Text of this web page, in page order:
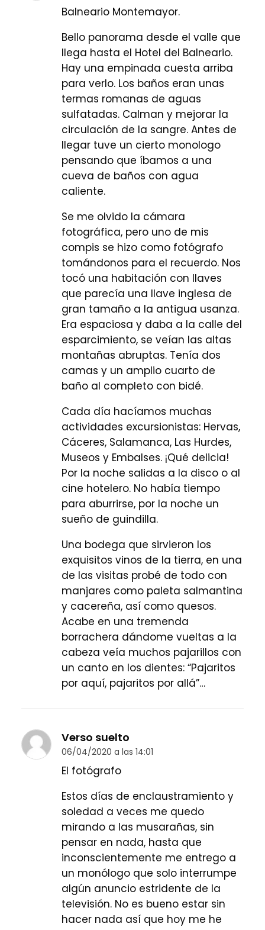
Balneario Montemayor.
Bello panorama desde el valle que
llega hasta el Hotel del Balneario.
Hay una empinada cuesta arriba
para verlo. Los baños eran unas
termas romanas de aguas
sulfatadas. Calman y mejorar la
circulación de la sangre. Antes de
llegar tuve un cierto monologo
pensando que íbamos a una
cueva de baños con agua
caliente.
Se me olvido la cámara
fotográfica, pero uno de mis
compis se hizo como fotógrafo
tomándonos para el recuerdo. Nos
tocó una habitación con llaves
que parecía una llave inglesa de
gran tamaño a la antigua usanza.
Era espaciosa y daba a la calle del
esparcimiento, se veían las altas
montañas abruptas. Tenía dos
camas y un amplio cuarto de
baño al completo con bidé.
Cada día hacíamos muchas
actividades excursionistas: Hervas,
Cáceres, Salamanca, Las Hurdes,
Museos y Embalses. ¡Qué delicia!
Por la noche salidas a la disco o al
cine hotelero. No había tiempo
para aburrirse, por la noche un
sueño de guindilla.
Una bodega que sirvieron los
exquisitos vinos de la tierra, en una
de las visitas probé de todo con
manjares como paleta salmantina
y cacereña, así como quesos.
Acabe en una tremenda
borrachera dándome vueltas a la
cabeza veía muchos pajarillos con
un canto en los dientes: “Pajaritos
por aquí, pajaritos por allá”…
Verso suelto
06/04/2020 a las 14:01
El fotógrafo
Estos días de enclaustramiento y
soledad a veces me quedo
mirando a las musarañas, sin
pensar en nada, hasta que
inconscientemente me entrego a
un monólogo que solo interrumpe
algún anuncio estridente de la
televisión. No es bueno estar sin
hacer nada así que hoy me he